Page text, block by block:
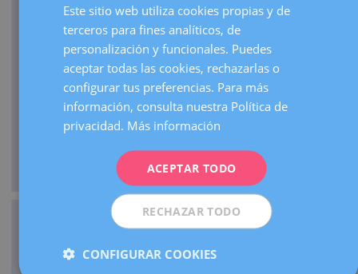
Cada año traemos al mundo más de 3.000 bebés.
Realizamos más de 30.000 ecografías de embarazo al
Como centro de referencia, hacemos más de 3.000
visitas de embarazos de alto riesgo al año.
Contamos con una UCI Neonatal de nivel III que atiende
SPANISH
Este sitio web utiliza cookies propias y de
terceros para fines analíticos, de
personalización y funcionales. Puedes
aceptar todas las cookies, rechazarlas o
configurar tus preferencias. Para más
información, consulta nuestra Política de
privacidad. Más información
ACEPTAR TODO
RECHAZAR TODO
CONFIGURAR COOKIES